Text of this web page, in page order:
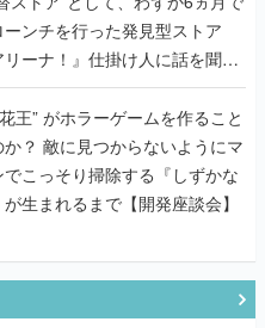
ンチを行った発見型ストア
リーナ！』仕掛け人に話を聞い
王” がホラーゲームを作ること
いようにマ
こっそり掃除する『しずかな
生まれるまで【開発座談会】